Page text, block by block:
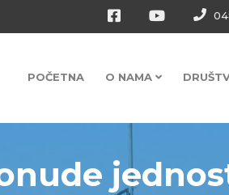
POČETNA O NAMA